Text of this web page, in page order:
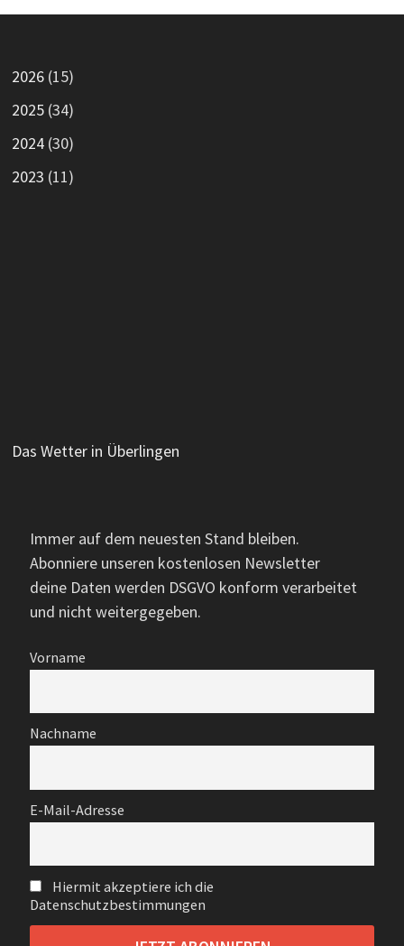
2026(15)
2025(34)
2024(30)
2023 (11)
Das Wetter in Überlingen
Immer auf dem neuesten Stand bleiben.
Abonniere unseren kostenlosen Newsletter
deine Daten werden DSGVO konform verarbeitet
und nicht weitergegeben.
Vorname
Nachname
E-Mail-Adresse
Hiermit akzeptiere ich die
Datenschutzbestimmungen